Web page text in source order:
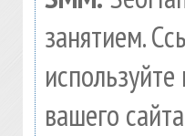
занятием.
вашего